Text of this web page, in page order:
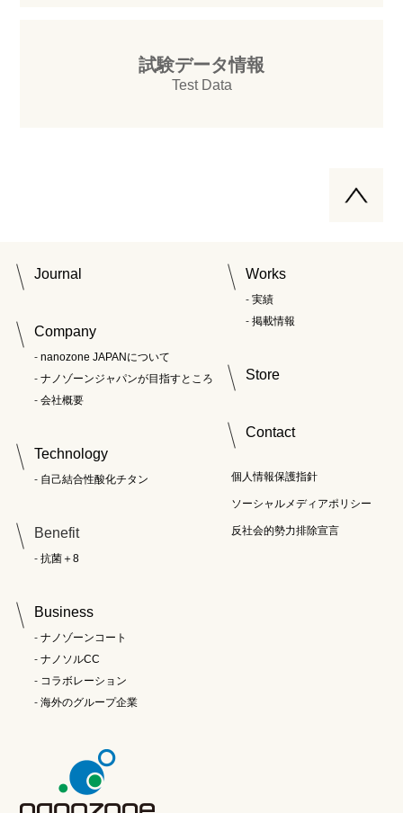
試験データ情報
Test Data
Journal
Company
nanozone JAPANについて
ナノゾーンジャパンが目指すところ
会社概要
Technology
自己結合性酸化チタン
Benefit
抗菌＋8
Business
ナノゾーンコート
ナノソルCC
コラボレーション
海外のグループ企業
Works
実績
掲載情報
Store
Contact
個人情報保護指針
ソーシャルメディアポリシー
反社会的勢力排除宣言